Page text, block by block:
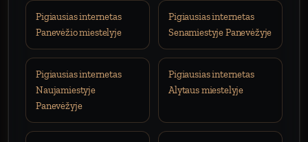
Pigiausias internetas
Panevėžio miestelyje
Pigiausias internetas
Senamiestyje Panevėžyje
Pigiausias internetas
Naujamiestyje
Panevėžyje
Pigiausias internetas
Alytaus miestelyje